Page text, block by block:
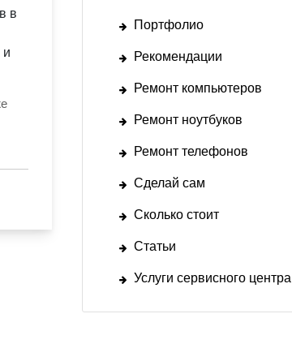
в
Портфолио
Рекомендации
Ремонт компьютеров
Ремонт ноутбуков
Ремонт телефонов
Сделай сам
Сколько стоит
Статьи
Услуги сервисного центра